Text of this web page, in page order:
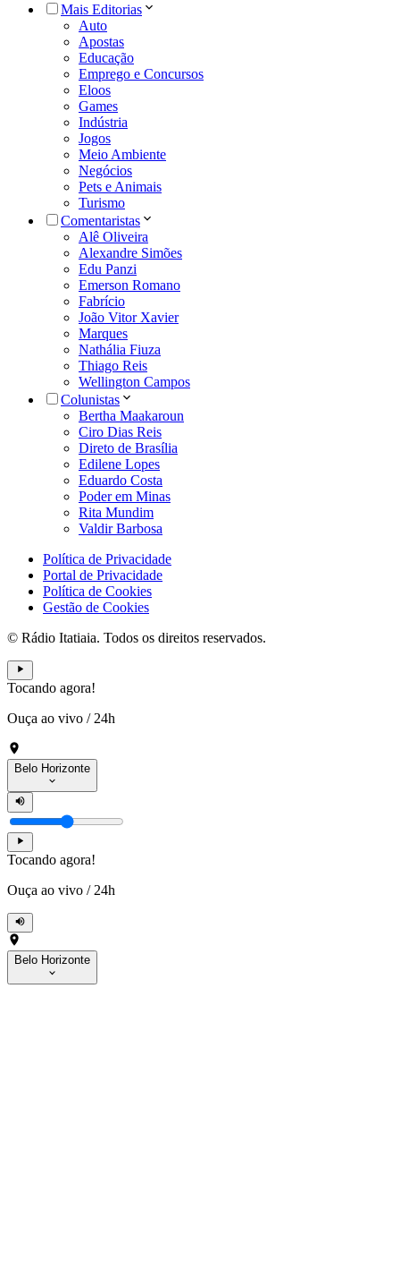
Mais Editorias
Auto
Apostas
Educação
Emprego e Concursos
Eloos
Games
Indústria
Jogos
Meio Ambiente
Negócios
Pets e Animais
Turismo
Comentaristas
Alê Oliveira
Alexandre Simões
Edu Panzi
Emerson Romano
Fabrício
João Vitor Xavier
Marques
Nathália Fiuza
Thiago Reis
Wellington Campos
Colunistas
Bertha Maakaroun
Ciro Dias Reis
Direto de Brasília
Edilene Lopes
Eduardo Costa
Poder em Minas
Rita Mundim
Valdir Barbosa
Política de Privacidade
Portal de Privacidade
Política de Cookies
Gestão de Cookies
© Rádio Itatiaia. Todos os direitos reservados.
Tocando agora!
Ouça ao vivo / 24h
Belo Horizonte
Tocando agora!
Ouça ao vivo / 24h
Belo Horizonte